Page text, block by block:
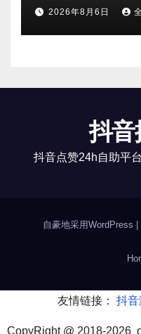
2026年8月6日
抖音
抖音点赞24h自助平
自豪地采用WordPress
友情链接： 抖音
CopyRight @ 2018-2026